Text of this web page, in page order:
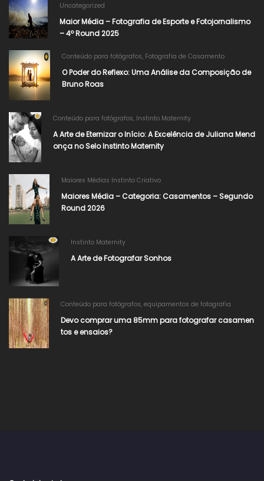
Uncategorized
Maior Média – Fotografia de Esporte e Fotojornalismo
– 4º Round 2025
Conteúdo para fotógrafos, Fotografia de Casamento
O Poder do Reflexo: Uma Análise da Composição de
Bruno Roas
Conteúdo para fotógrafos, Instinto Maternity
A Arte de Eternizar o Início: A Excelência de Juliana Mend
onça no Selo Instinto Maternity
Maiores Médias Instinto Criativo
Maiores Média – Categoria: Casamentos – Segundo
Round 2026
Instinto Maternity
A Arte de Fotografar Sonhos
Conteúdo para fotógrafos, equipamentos de fotografia
Devo comprar uma 85mm para fotografar casamen
tos e ensaios?